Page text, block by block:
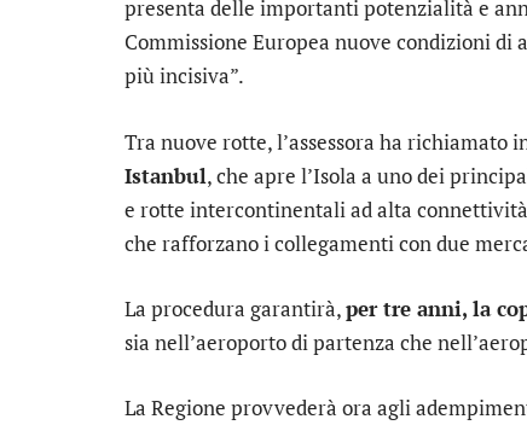
presenta delle importanti potenzialità e
Commissione Europea nuove condizioni di
più incisiva”.
Tra nuove rotte, l’assessora ha richiamato
Istanbul, che apre l’Isola a uno dei
e rotte intercontinentali ad alta
che rafforzano i collegamenti con due
La procedura garantirà,per tre anni, la
sia nell’aeroporto di partenza che
La Regione provvederà ora agli